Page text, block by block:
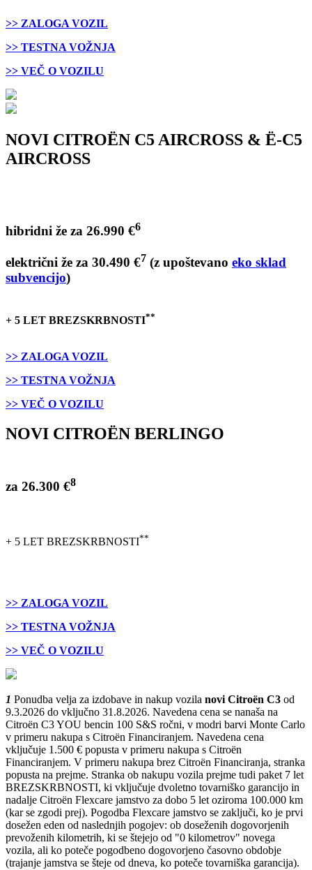
>> ZALOGA VOZIL
>> TESTNA VOŽNJA
>> VEČ O VOZILU
NOVI CITROËN C5 AIRCROSS & Ë-C5
AIRCROSS
hibridni že za 26.990 €6
električni že za 30.490 €7 (z upoštevano eko sklad
subvencijo)
+ 5 LET BREZSKRBNOSTI**
>> ZALOGA VOZIL
>> TESTNA VOŽNJA
>> VEČ O VOZILU
NOVI CITROËN BERLINGO
za 26.300 €8
+ 5 LET BREZSKRBNOSTI**
>> ZALOGA VOZIL
>> TESTNA VOŽNJA
>> VEČ O VOZILU
1 Ponudba velja za izdobave in nakup vozila novi Citroën C3 od
9.3.2026 do vključno 31.8.2026. Navedena cena se nanaša na
Citroën C3 YOU bencin 100 S&S ročni​, v modri barvi Monte Carlo
v primeru nakupa s Citroën Financiranjem. Navedena cena
vključuje 1.500 € popusta v primeru nakupa s Citroën
Financiranjem. V primeru nakupa brez Citroën Financiranja, stranka
popusta na prejme. Stranka ob nakupu vozila prejme tudi paket 7 let
BREZSKRBNOSTI, ki vključuje dvoletno tovarniško garancijo in
nadalje Citroën Flexcare jamstvo za dobo 5 let oziroma 100.000 km
(kar se zgodi prej). Pogodba Flexcare jamstvo se zaključi, ko je prvi
dosežen eden od naslednjih pogojev: ob doseženih dogovorjenih
prevoženih kilometrih, ki se štejejo od "0 kilometrov" novega
vozila, ali ko poteče pogodbeno dogovorjeno časovno obdobje
(trajanje jamstva se šteje od dneva, ko poteče tovarniška garancija).